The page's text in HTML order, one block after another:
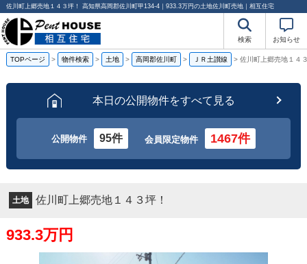
佐川町上郷売地１４３坪！ 高知県高岡郡佐川町甲134-4｜933.3万円の土地佐川町売地｜相互住宅
検索 お知らせ
TOPページ > 物件検索 > 土地 > 高岡郡佐川町 > ＪＲ土讃線 > 佐川町上郷売地１４
本日の公開物件をすべて見る
公開物件 95件 会員限定物件 1467件
土地 佐川町上郷売地１４３坪！
933.3万円